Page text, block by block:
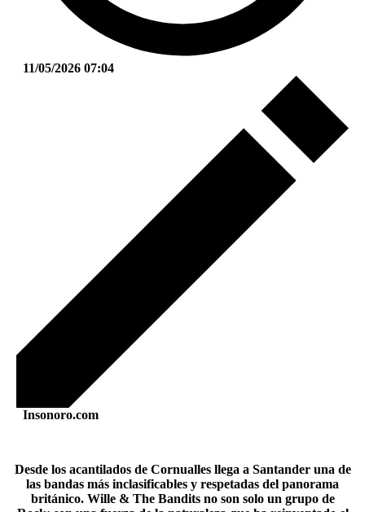
11/05/2026 07:04
Insonoro.com
Desde los acantilados de Cornualles llega a Santander una de
las bandas más inclasificables y respetadas del panorama
británico. Wille & The Bandits no son solo un grupo de